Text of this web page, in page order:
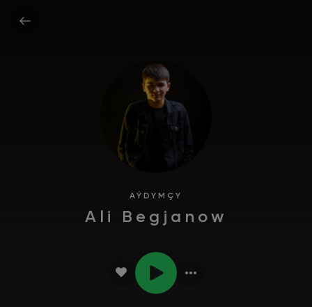
AÝDYMÇY
Ali Begjanow